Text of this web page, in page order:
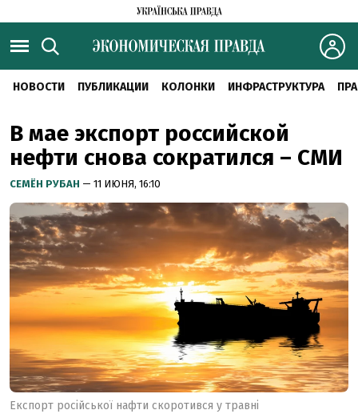
НОВОСТИ ПУБЛИКАЦИИ КОЛОНКИ ИНФРАСТРУКТУРА
В мае экспорт российской
нефти снова сократился – СМИ
СЕМЁН РУБАН — 11 ИЮНЯ, 16:10
Експорт російської нафти скоротився у травні